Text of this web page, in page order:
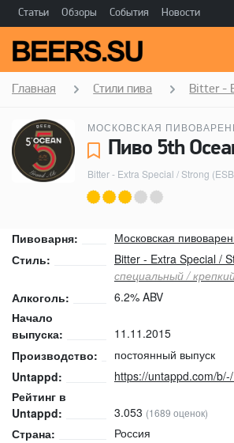
Статьи Обзоры События Новости
Главная Стили пива Bitter -
Bitter - Extra Special / Strong
Пивоварня:
Московская
Стиль:
Bitter - Extra Special /
специальный /
Алкоголь:
6.2% ABV
Начало
выпуска:
11.11.2015
Производство:
постоянный выпуск
Untappd:
https://untappd.com/
Рейтинг в
Untappd:
3.053 (1689 оценок)
Страна: Россия